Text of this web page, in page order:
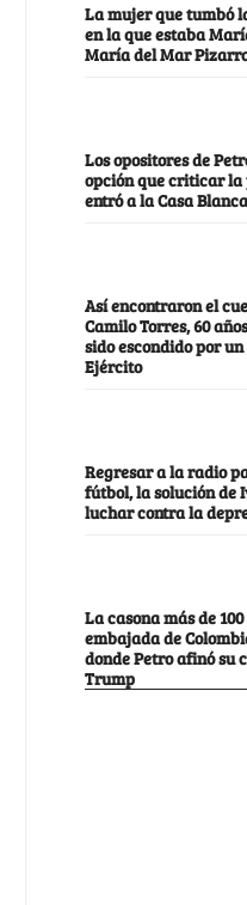
La mujer que tumbó
en la que estaba
María del Mar
Los opositores de
opción que criticar
entró a la Casa Blanca
Así encontraron el
Camilo Torres, 60
sido escondido por
Ejército
Regresar a la radio
fútbol, la solución de
luchar contra la
La casona más de
embajada de
donde Petro afinó su
Trump